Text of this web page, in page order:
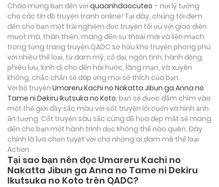
Chào mừng bạn đến với quaanhdaocuteo – nơi lý tưởng
cho các tín đồ truyện tranh online! Tại đây, chúng tôi đem
đến cho bạn một trải nghiệm đọc truyện tối ưu với giao diện
mượt mà, thân thiện, mang đến sự thoải mái và liền mạch
trong từng trang truyện.QADC sở hữu kho truyện phong phú
với nhiều thể loại, từ đam mỹ, cổ đại, ngôn tình, hành động,
phiêu lưu, kinh dị cho đến hài hước, lãng mạn, và xuyên
không, chắc chắn sẽ đáp ứng mọi sở thích của bạn.
Với bộ truyện Umareru Kachi no Nakatta Jibun ga Anna no
Tame ni Dekiru Ikutsuka no Koto, bạn sẽ được đắm chìm vào
một thế giới đầy sắc màu với cốt truyện lôi cuốn và hình ảnh
ấn tượng. Cốt truyện sâu sắc cùng đồ họa đẹp mắt sẽ mang
đến cho bạn một hành trình đọc không thể nào quên. Đây
chính là lựa chọn tuyệt vời cho những ai đam mê thể loại
Action
Tại sao bạn nên đọc Umareru Kachi no
Nakatta Jibun ga Anna no Tame ni Dekiru
Ikutsuka no Koto trên QADC?